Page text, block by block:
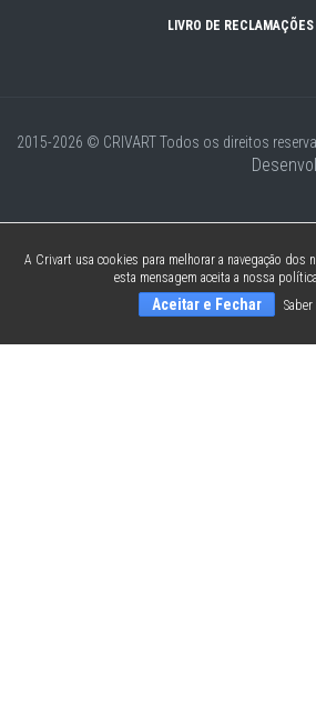
LIVRO DE RECLAMAÇÕES
2015-2026 © CRIVARTTodos os direitos
A Crivart usa cookies para melhorar a navegação dos
esta mensagem aceita a nossa
Aceitar e Fechar